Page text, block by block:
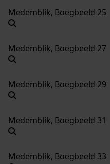
Medemblik, Boegbeeld 25
Medemblik, Boegbeeld 27
Medemblik, Boegbeeld 29
Medemblik, Boegbeeld 31
Medemblik, Boegbeeld 33